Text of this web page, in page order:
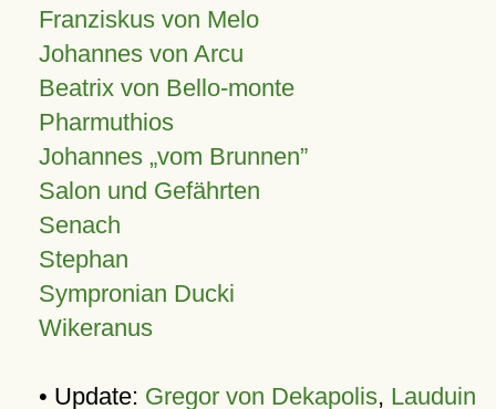
Franziskus von Melo
Johannes von Arcu
Beatrix von Bello-monte
Pharmuthios
Johannes vom Brunnen
Salon und Gefährten
Senach
Stephan
Sympronian Ducki
Wikeranus
• Update: Gregor von Dekapolis, Lauduin